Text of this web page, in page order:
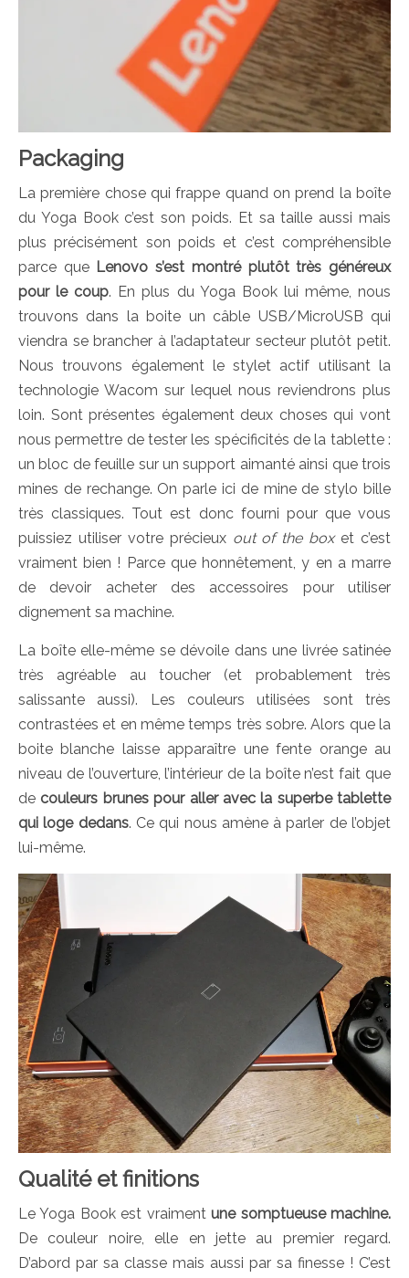
Packaging
La première chose qui frappe quand on prend la boîte
du Yoga Book c’est son poids. Et sa taille aussi mais
plus précisément son poids et c’est compréhensible
parce que Lenovo s’est montré plutôt très généreux
pour le coup. En plus du Yoga Book lui même, nous
trouvons dans la boite un câble USB/MicroUSB qui
viendra se brancher à l’adaptateur secteur plutôt petit.
Nous trouvons également le stylet actif utilisant la
technologie Wacom sur lequel nous reviendrons plus
loin. Sont présentes également deux choses qui vont
nous permettre de tester les spécificités de la tablette :
un bloc de feuille sur un support aimanté ainsi que trois
mines de rechange. On parle ici de mine de stylo bille
très classiques. Tout est donc fourni pour que vous
puissiez utiliser votre précieux out of the boxet c’est
vraiment bien ! Parce que honnêtement, y en a marre
de devoir acheter des accessoires pour utiliser
dignement sa machine.
La boîte elle-même se dévoile dans une livrée satinée
très agréable au toucher (et probablement très
salissante aussi). Les couleurs utilisées sont très
contrastées et en même temps très sobre. Alors que la
boite blanche laisse apparaître une fente orange au
niveau de l’ouverture, l’intérieur de la boîte n’est fait que
de couleurs brunes pour aller avec la superbe tablette
qui loge dedans. Ce qui nous amène à parler de l’objet
lui-même.
Qualité et finitions
Le Yoga Book est vraimentune somptueuse machine.
De couleur noire, elle en jette au premier regard.
D’abord par sa classe mais aussi par sa finesse ! C’est